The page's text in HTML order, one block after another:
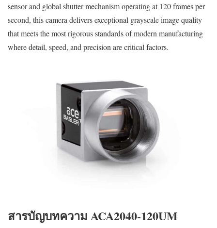
sensor and global shutter mechanism operating at 120 frames per
second, this camera delivers exceptional grayscale image quality
that meets the most rigorous standards of modern manufacturing
where detail, speed, and precision are critical factors.
สารบัญบทความ ACA2040-120UM